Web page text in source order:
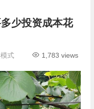
少投资成本花
1,783 views
式